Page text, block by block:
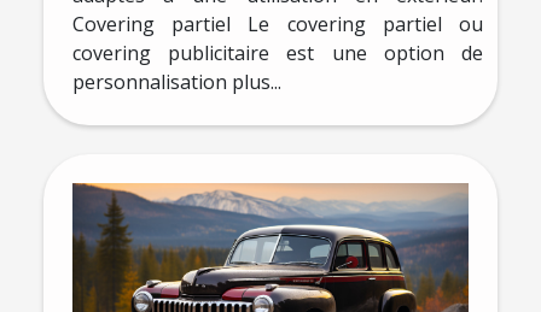
Covering partiel Le covering partiel ou
covering publicitaire est une option de
personnalisation plus...